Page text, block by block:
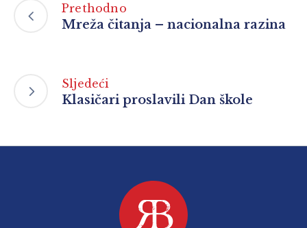
Prethodno
Mreža čitanja – nacionalna razina
Sljedeći
Klasičari proslavili Dan škole